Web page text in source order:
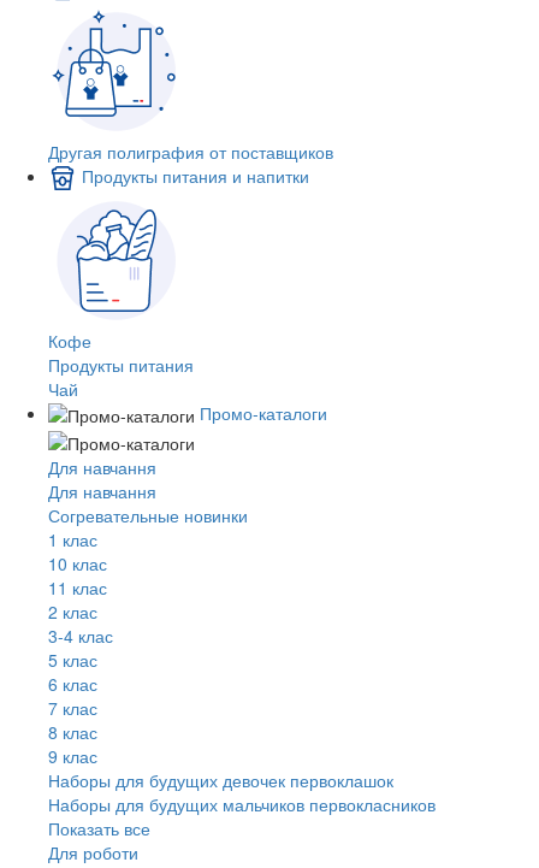
Другая полиграфия от поставщиков
Продукты питания и напитки
Кофе
Продукты питания
Чай
Промо-каталоги
Для навчання
Для навчання
Согревательные новинки
1 клас
10 клас
11 клас
2 клас
3-4 клас
5 клас
6 клас
7 клас
8 клас
9 клас
Наборы для будущих девочек первоклашок
Наборы для будущих мальчиков первокласников
Показать все
Для роботи